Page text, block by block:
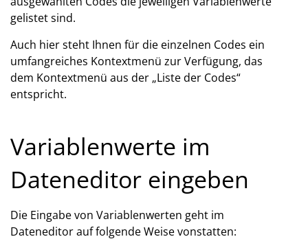
gelistet sind.
Auch hier steht Ihnen für die einzelnen Codes ein
umfangreiches Kontextmenü zur Verfügung, das
dem Kontextmenü aus der „Liste der Codes“
entspricht.
Variablenwerte im
Dateneditor eingeben
Die Eingabe von Variablenwerten geht im
Dateneditor auf folgende Weise vonstatten: